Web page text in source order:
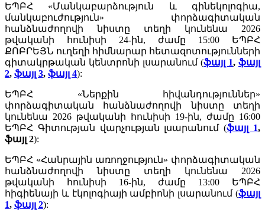
ԵՊԲՀ «Մանկաբարձություն և գինեկոլոգիա,
մանկաբուժություն» փորձագիտական
հանձնաժողովի նիստը տեղի կունենա 2026
թվականի հունիսի 24-ին, ժամը 15:00 ԵՊԲՀ
ՔՈԲՐԵՅՆ ուղեղի հիմնարար հետազոտությունների
գիտակրթական կենտրոնի լսարանում (ֆայլ 1, ֆայլ
2, ֆայլ 3, ֆայլ 4):
ԵՊԲՀ «Ներքին հիվանդություններ»
փորձագիտական հանձնաժողովի նիստը տեղի
կունենա 2026 թվականի հունիսի 19-ին, ժամը 16:00
ԵՊԲՀ Գիտության վարչության լսարանում(ֆայլ 1,
ֆայլ 2):
ԵՊԲՀ «Հանրային առողջություն» փորձագիտական
հանձնաժողովի նիստը տեղի կունենա 2026
թվականի հունիսի 16-ին, ժամը 13:00 ԵՊԲՀ
հիգիենայի և էկոլոգիայի ամբիոնի լսարանում (ֆայլ
1, ֆայլ 2):